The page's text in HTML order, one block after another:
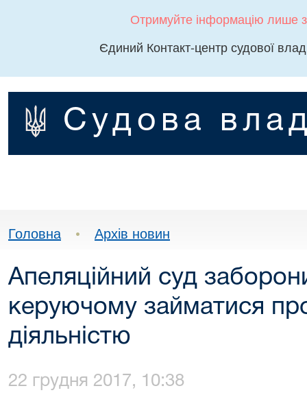
Отримуйте інформацію лише
Єдиний Контакт-центр судової
Судова
Головна • Архів новин
Апеляційний суд
керуючому займатися
діяльністю
22 грудня 2017, 10:38